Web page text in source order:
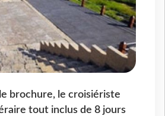
brochure, le croisiériste
tout inclus de 8 jours